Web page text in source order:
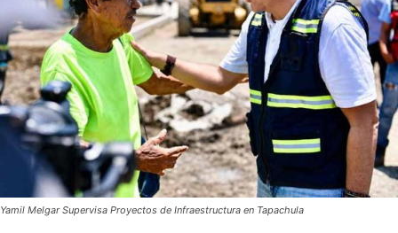
Yamil Melgar Supervisa Proyectos de Infraestructura en Tapachula